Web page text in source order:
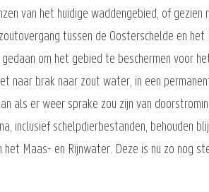
van het huidige waddengebied, of
tussen de Oosterschelde en
om het gebied te beschermen voor
naar brak naar zout water, in een
als er weer sprake zou zijn van
inclusief schelpdierbestanden, behouden
het Maas- en Rijnwater. Deze is nu zo